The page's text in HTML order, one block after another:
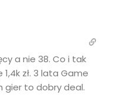
a nie 38. Co i tak
zł. 3 lata Game
gier to dobry deal.